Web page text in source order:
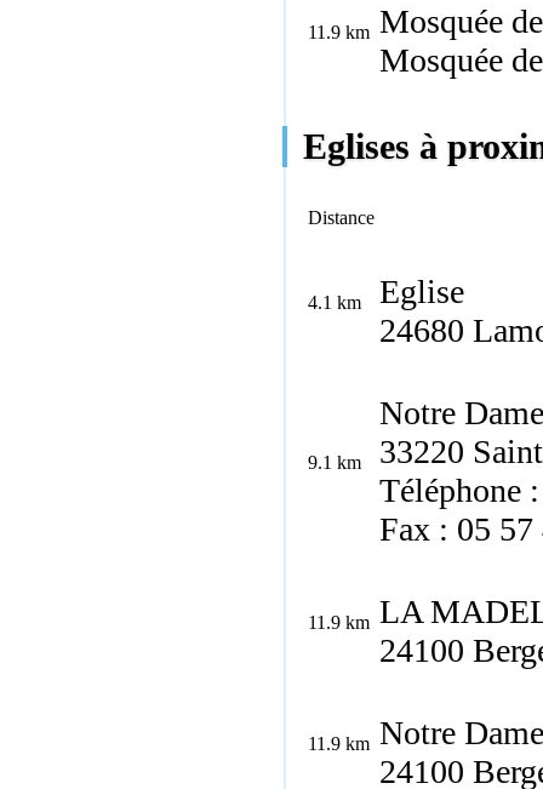
11.9 km Mosquée
Mosquée
Eglises à
Distance
4.1 km
Eglise
24680
9.1 km
Notre Dame
33220
Téléphone
Fax : 05 57
11.9 km LA
24100
11.9 km Notre Dame
24100